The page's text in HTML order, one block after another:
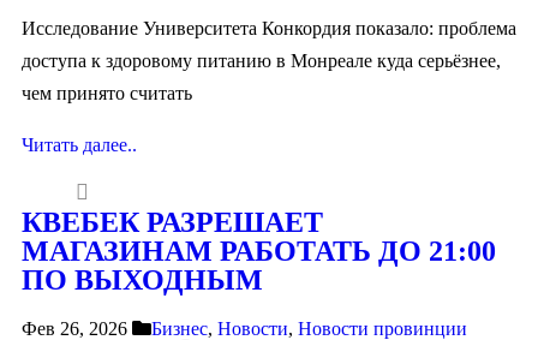
Исследование Университета Конкордия показало: проблема
доступа к здоровому питанию в Монреале куда серьёзнее,
чем принято считать
Читать далее..
КВЕБЕК РАЗРЕШАЕТ
МАГАЗИНАМ РАБОТАТЬ ДО 21:00
ПО ВЫХОДНЫМ
Фев 26, 2026 Бизнес, Новости, Новости провинции